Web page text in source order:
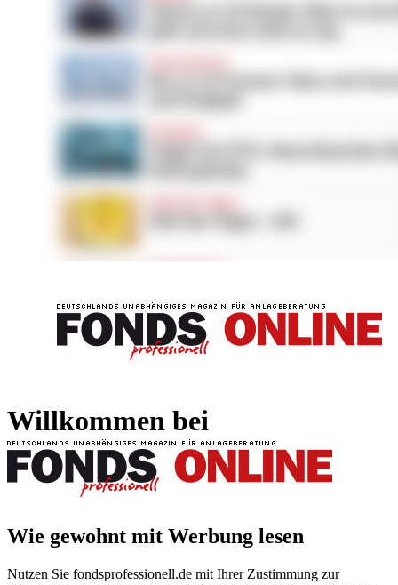
Willkommen bei
Wie gewohnt mit Werbung lesen
Nutzen Sie fondsprofessionell.de mit Ihrer Zustimmung zur